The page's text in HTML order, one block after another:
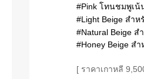
‪#‎Pink‬ โทนชมพูเ
‪#‎Light‬ Beige สำ
‪#‎Natural‬ Beige
‪#Honey Beige ส
[ ราคาเกาหลี